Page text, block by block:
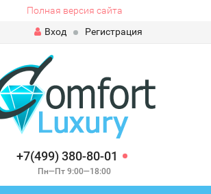
Полная версия сайта
Вход
Регистрация
+7(499) 380-80-01
Пн—Пт 9:00—18:00